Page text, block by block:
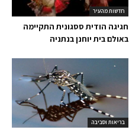
חדשות מהעיר
חגיגה הודית ססגונית התקיימה
באולם בית יוחנן בנתניה
בריאות וסביבה